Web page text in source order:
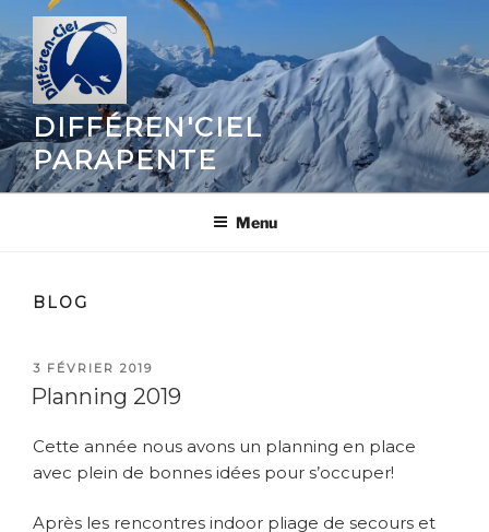
Aller
au
contenu
principal
DIFFÉREN'CIEL
PARAPENTE
Menu
BLOG
PUBLIÉ
LE
3 FÉVRIER 2019
Planning 2019
Cette année nous avons un planning en place
avec plein de bonnes idées pour s’occuper!
Après les rencontres indoor pliage de secours et